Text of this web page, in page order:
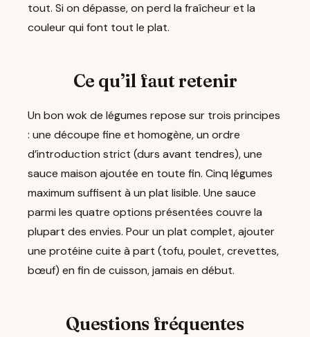
tout. Si on dépasse, on perd la fraîcheur et la
couleur qui font tout le plat.
Ce qu’il faut retenir
Un bon wok de légumes repose sur trois principes
: une découpe fine et homogène, un ordre
d’introduction strict (durs avant tendres), une
sauce maison ajoutée en toute fin. Cinq légumes
maximum suffisent à un plat lisible. Une sauce
parmi les quatre options présentées couvre la
plupart des envies. Pour un plat complet, ajouter
une protéine cuite à part (tofu, poulet, crevettes,
bœuf) en fin de cuisson, jamais en début.